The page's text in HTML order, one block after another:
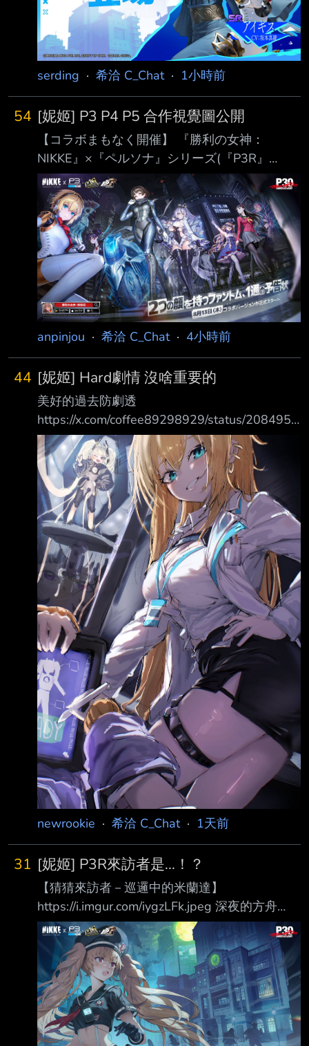
FRONTLINE」にて まもなく登場！ 14日間ロ
グインイベント、コラボイベント「PERSONA
ON FRONTLINE」を
serding · 希洽 C_Chat· 1小時前
54 [妮姬] P3 P4 P5 合作視覺圖公開
【コラボまもなく開催】 『勝利の女神：
NIKKE』×『ペルソナ』シリーズ(『P3R』
『P4G』『P5R』)コラボがまもな く開催！ コ
ラボKVを公開！ 8月13日より、コラボバージ
ョン「PERSONA ON FRONTLINE」が開幕！
指揮官、謎の来訪者の予想は当たりましたか？
https://i.imgur.com/poSwlum.jpeg 我蛇了 -- 推
tonsin2976: 幹我要她 推 Hsuaaaanlala: 我要他
幹 推 vance1024: 他要幹我 → Lisanity: 要我幹
她
anpinjou · 希洽 C_Chat· 4小時前
44 [妮姬] Hard劇情 沒啥重要的
美好的過去防劇透
https://x.com/coffee89298929/status/2084955
726469095462
https://pbs.twimg.com/media/HO8_l8OaUAEG
QeH.jpg 舒恩跑去找智恩 質問她拿墨堤斯部隊
的數據想幹嘛？ 智恩淚眼汪汪說她沒有 舒恩質
疑可以突破米西利斯最高級資安 又只幹走墨堤
斯資料的 全方舟只有你會這麼做 智恩姐姐說但
放眼到方舟之外 我們的老爹也完全有能力這樣
做喔^^ 根據其他對話大概可以得知 1.老爸在地
面上 2.智恩還沒開腦老爸 3
newrookie · 希洽 C_Chat· 1天前
31 [妮姬] P3R來訪者是...！？
【猜猜來訪者－巡邏中的米蘭達】
https://i.imgur.com/iygzLFk.jpeg 深夜的方舟
中，米蘭達正在校園巡邏。 她胸前的通訊器正
閃爍著—— 即將現身的神祕來訪者究竟是誰？
指揮官，歡迎在留言區留下你的猜測吧！
#NIKKExPersona -- 推 tonsin2976: 幹我要她
推 Hsuaaaanlala: 我要他幹 推 vance1024: 他要
幹我 → Lisanity: 要我幹她 推 SHCAFE: 要她幹
我 推 dog29635841: 她要我幹 --